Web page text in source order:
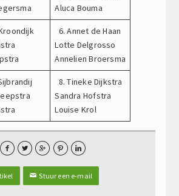
Aluca Bouma
6. Annet de Haan
Lotte Delgrosso
Annelien Broersma
8. Tineke Dijkstra
Sandra Hofstra
Louise Krol
    
✉Stuur een e-mail